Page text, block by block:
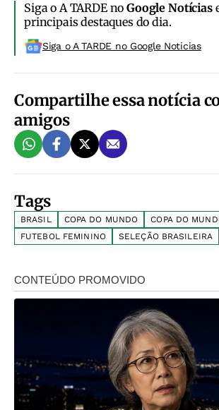
Siga o A TARDE noGoogle Notícias
principais destaques do dia.
Siga o A TARDE no Google Noticias
Compartilhe essa notícia
amigos
Tags
BRASIL COPA DO MUNDO
COPA DO
FUTEBOL FEMININO
SELEÇÃO BRASILEIRA